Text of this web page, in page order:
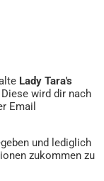
Lady Tara's
wird dir nach
Email
und lediglich
zukommen zu